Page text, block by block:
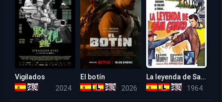
Vigilados
2024
El botín
2026
La leyenda de Sam Guard (Bullet for a Badman)
1964